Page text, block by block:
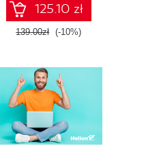
125.10 zł
139.00zł (-10%)